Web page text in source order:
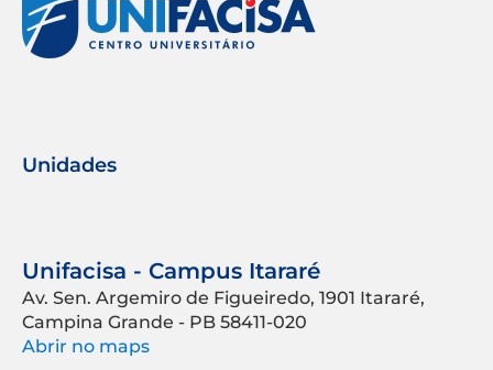
Unidades
Unifacisa - Campus Itararé
Av. Sen. Argemiro de Figueiredo, 1901 Itararé,
Campina Grande - PB 58411-020
Abrir no maps